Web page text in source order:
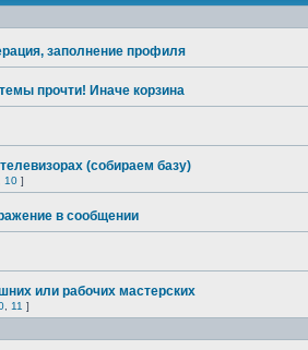
заполнение профиля
прочти! Иначе корзина
(собираем базу)
10 ]
в сообщении
или рабочих мастерских
11 ]